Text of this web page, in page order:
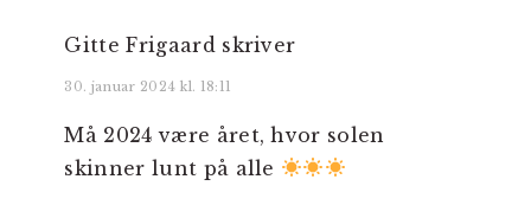
Gitte Frigaard skriver
30. januar 2024 kl. 18:11
Må 2024 være året, hvor solen
skinner lunt på alle